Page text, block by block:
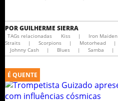
PORGUILHERME SIERRA
TAGs relacionadas Kiss | Iron Maiden
Straits
| Scorpions | Motorhead |
Johnny Cash
| Blues | Samba |
É QUENTE